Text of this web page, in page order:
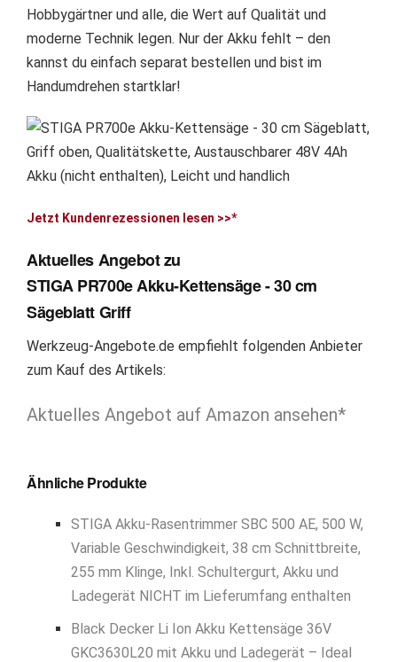
Hobbygärtner und alle, die Wert auf Qualität und
moderne Technik legen. Nur der Akku fehlt – den
kannst du einfach separat bestellen und bist im
Handumdrehen startklar!
Jetzt Kundenrezessionen lesen >>*
Aktuelles Angebot zu
STIGA PR700e Akku-Kettensäge - 30 cm
Sägeblatt Griff
Werkzeug-Angebote.de empfiehlt folgenden Anbieter
zum Kauf des Artikels:
Aktuelles Angebot auf Amazon ansehen*
Ähnliche Produkte
STIGA Akku-Rasentrimmer SBC 500 AE, 500 W,
Variable Geschwindigkeit, 38 cm Schnittbreite,
255 mm Klinge, Inkl. Schultergurt, Akku und
Ladegerät NICHT im Lieferumfang enthalten
Black Decker Li Ion Akku Kettensäge 36V
GKC3630L20 mit Akku und Ladegerät – Ideal